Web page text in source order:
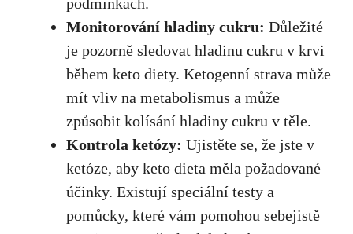
Monitorování hladiny cukru: Důležité⁣
je pozorně sledovat hladinu cukru v krvi
během keto diety. Ketogenní strava může
mít vliv na metabolismus a​ může
způsobit kolísání hladiny cukru v těle.
Kontrola ketózy: Ujistěte se, že jste v
ketóze, aby keto dieta⁢ měla požadované
účinky. Existují speciální testy a
pomůcky, které vám pomohou sebejistě‍